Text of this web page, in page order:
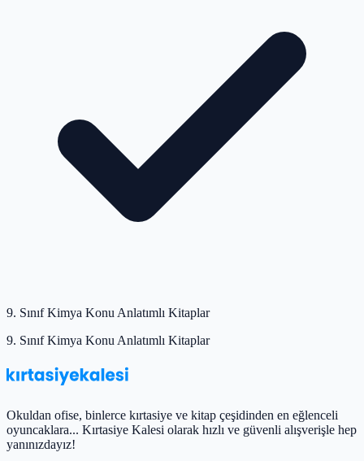
9. Sınıf Kimya Konu Anlatımlı Kitaplar
9. Sınıf Kimya Konu Anlatımlı Kitaplar
Okuldan ofise, binlerce kırtasiye ve kitap çeşidinden en eğlenceli
oyuncaklara... Kırtasiye Kalesi olarak hızlı ve güvenli alışverişle hep
yanınızdayız!